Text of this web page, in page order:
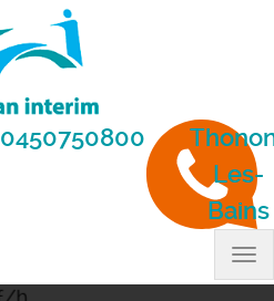
0450750800
Les-
Bains